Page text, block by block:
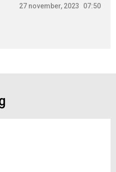
27 november, 2023 07:50